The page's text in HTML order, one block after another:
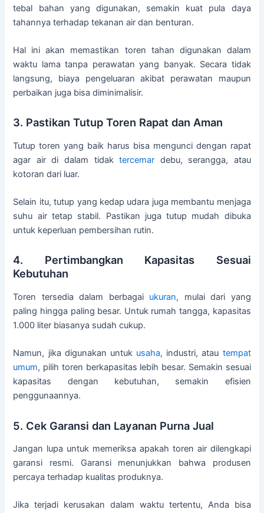
tebal bahan yang digunakan, semakin kuat pula daya
tahannya terhadap tekanan air dan benturan.
Hal ini akan memastikan toren tahan digunakan dalam
waktu lama tanpa perawatan yang banyak. Secara tidak
langsung, biaya pengeluaran akibat perawatan maupun
perbaikan juga bisa diminimalisir.
3. Pastikan Tutup Toren Rapat dan Aman
Tutup toren yang baik harus bisa mengunci dengan rapat
agar air di dalam tidaktercemar debu, serangga, atau
kotoran dari luar.
Selain itu, tutup yang kedap udara juga membantu menjaga
suhu air tetap stabil. Pastikan juga tutup mudah dibuka
untuk keperluan pembersihan rutin.
4. Pertimbangkan Kapasitas Sesuai
Kebutuhan
Toren tersedia dalam berbagai ukuran, mulai dari yang
paling hingga paling besar. Untuk rumah tangga, kapasitas
1.000 liter biasanya sudah cukup.
Namun, jika digunakan untuk usaha, industri, atau tempat
umum, pilih toren berkapasitas lebih besar. Semakin sesuai
kapasitas dengan kebutuhan, semakin efisien
penggunaannya.
5. Cek Garansi dan Layanan Purna Jual
Jangan lupa untuk memeriksa apakah toren air dilengkapi
garansi resmi. Garansi menunjukkan bahwa produsen
percaya terhadap kualitas produknya.
Jika terjadi kerusakan dalam waktu tertentu, Anda bisa